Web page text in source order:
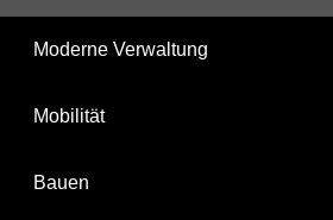
Moderne Verwaltung
Mobilität
Bauen